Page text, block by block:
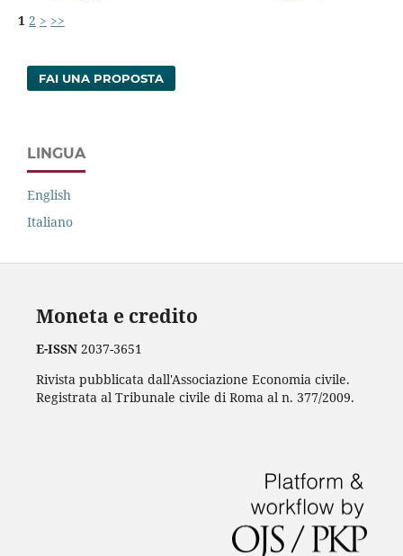
1 2 > >>
FAI UNA PROPOSTA
LINGUA
English
Italiano
Moneta e credito
E-ISSN2037-3651
Rivista pubblicata dall'Associazione Economia civile.
Registrata al Tribunale civile di Roma al n. 377/2009.